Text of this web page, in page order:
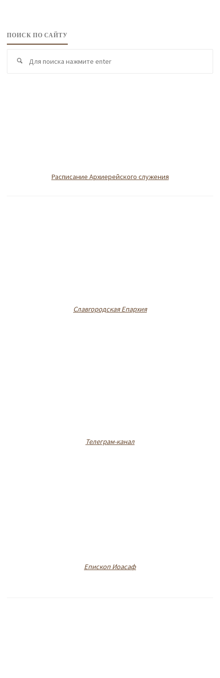
ПОИСК ПО САЙТУ
Поиск
Расписание Архиерейского служения
Славгородская Епархия
Телеграм-канал
Епископ Иоасаф